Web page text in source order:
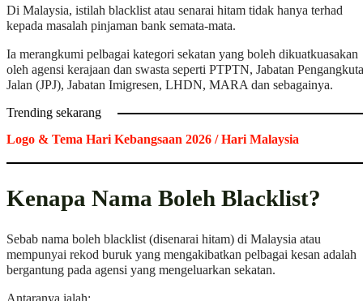
Di Malaysia, istilah blacklist atau senarai hitam tidak hanya terhad
kepada masalah pinjaman bank semata-mata.
Ia merangkumi pelbagai kategori sekatan yang boleh dikuatkuasakan
oleh agensi kerajaan dan swasta seperti PTPTN, Jabatan
Jalan (JPJ), Jabatan Imigresen, LHDN, MARA dan sebagainya.
Trending sekarang
Logo & Tema Hari Kebangsaan 2026 / Hari Malaysia
Kenapa Nama Boleh Blacklist?
Sebab nama boleh blacklist (disenarai hitam) di Malaysia atau
mempunyai rekod buruk yang mengakibatkan pelbagai kesan adalah
bergantung pada agensi yang mengeluarkan sekatan.